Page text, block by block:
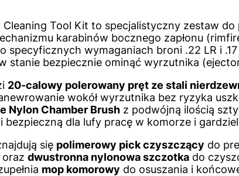
Cleaning Tool Kit to specjalistyczny zestaw
karabinów bocznego zapłonu
specyficznych wymaganiach broni .22 LR i
stanie bezpiecznie ominąć wyrzutnika
20-calowy polerowany pręt ze stali
wokół wyrzutnika bez ryzyka
Nylon Chamber Brush z podwójną ilością
bezpieczną dla lufy pracę w komorze i
się polimerowy pick czyszczący do
dwustronna nylonowa szczotka do
mop komorowy do osuszania i